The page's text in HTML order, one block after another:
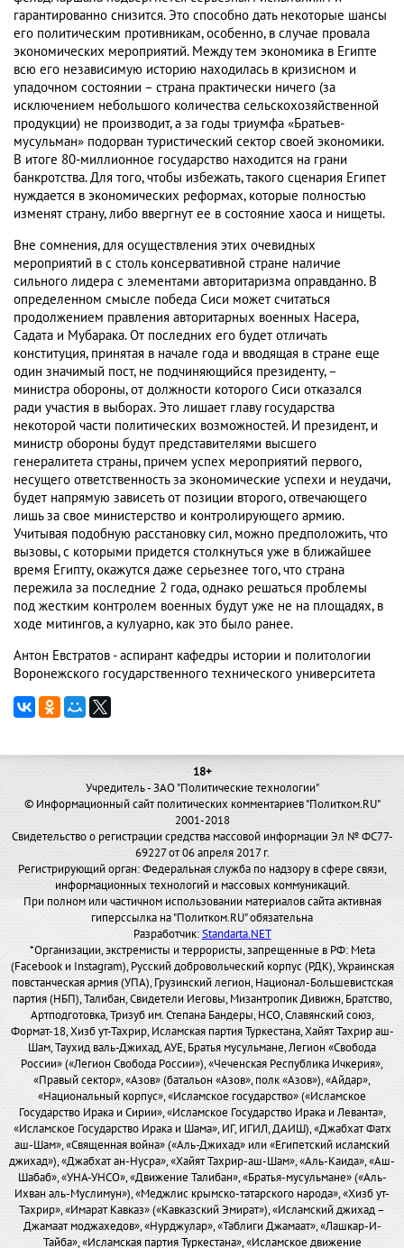
гарантированно снизится. Это способно дать некоторые шансы
его политическим противникам, особенно, в случае провала
экономических мероприятий. Между тем экономика в Египте
всю его независимую историю находилась в кризисном и
упадочном состоянии – страна практически ничего (за
исключением небольшого количества сельскохозяйственной
продукции) не производит, а за годы триумфа «Братьев-
мусульман» подорван туристический сектор своей экономики.
В итоге 80-миллионное государство находится на грани
банкротства. Для того, чтобы избежать, такого сценария Египет
нуждается в экономических реформах, которые полностью
изменят страну, либо ввергнут ее в состояние хаоса и нищеты.
Вне сомнения, для осуществления этих очевидных
мероприятий в с столь консервативной стране наличие
сильного лидера с элементами авторитаризма оправданно. В
определенном смысле победа Сиси может считаться
продолжением правления авторитарных военных Насера,
Садата и Мубарака. От последних его будет отличать
конституция, принятая в начале года и вводящая в стране еще
один значимый пост, не подчиняющийся президенту, –
министра обороны, от должности которого Сиси отказался
ради участия в выборах. Это лишает главу государства
некоторой части политических возможностей. И президент, и
министр обороны будут представителями высшего
генералитета страны, причем успех мероприятий первого,
несущего ответственность за экономические успехи и неудачи,
будет напрямую зависеть от позиции второго, отвечающего
лишь за свое министерство и контролирующего армию.
Учитывая подобную расстановку сил, можно предположить, что
вызовы, с которыми придется столкнуться уже в ближайшее
время Египту, окажутся даже серьезнее того, что страна
пережила за последние 2 года, однако решаться проблемы
под жестким контролем военных будут уже не на площадях, в
ходе митингов, а кулуарно, как это было ранее.
Антон Евстратов - аспирант кафедры истории и политологии
Воронежского государственного технического университета
18+
Учредитель - ЗАО "Политические технологии"
© Информационный сайт политических комментариев "Политком.RU"
2001-2018
Свидетельство о регистрации средства массовой информации Эл № ФС77-
69227 от 06 апреля 2017 г.
Регистрирующий орган: Федеральная служба по надзору в сфере связи,
информационных технологий и массовых коммуникаций.
При полном или частичном использовании материалов сайта активная
гиперссылка на "Политком.RU" обязательна
Разработчик:Standarta.NET
*Организации, экстремисты и террористы, запрещенные в РФ: Meta
(Facebook и Instagram), Русский добровольческий корпус (РДК), Украинская
повстанческая армия (УПА), Грузинский легион, Национал-Большевистская
партия (НБП), Талибан, Свидетели Иеговы, Мизантропик Дивижн, Братство,
Артподготовка, Тризуб им. Степана Бандеры, НСО, Славянский союз,
Формат-18, Хизб ут-Тахрир, Исламская партия Туркестана, Хайят Тахрир аш-
Шам, Таухид валь-Джихад, АУЕ, Братья мусульмане, Легион «Свобода
России» («Легион Свобода России»), «Чеченская Республика Ичкерия»,
«Правый сектор», «Азов» (батальон «Азов», полк «Азов»), «Айдар»,
«Национальный корпус», «Исламское государство» («Исламское
Государство Ирака и Сирии», «Исламское Государство Ирака и Леванта»,
«Исламское Государство Ирака и Шама», ИГ, ИГИЛ, ДАИШ), «Джабхат Фатх
аш-Шам», «Священная война» («Аль-Джихад» или «Египетский исламский
джихад»), «Джабхат ан-Нусра», «Хайят Тахрир-аш-Шам», «Аль-Каида», «Аш-
Шабаб», «УНА-УНСО», «Движение Талибан», «Братья-мусульмане» («Аль-
Ихван аль-Муслимун»), «Меджлис крымско-татарского народа», «Хизб ут-
Тахрир», «Имарат Кавказ» («Кавказский Эмират»), «Исламский джихад –
Джамаат моджахедов», «Нурджулар», «Таблиги Джамаат», «Лашкар-И-
Тайба», «Исламская партия Туркестана», «Исламское движение